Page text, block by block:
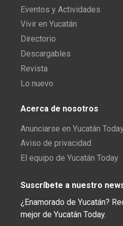
Eventos y Actividades
Vivir en Yucatán
Directorio
Descargables
Revista
Lo nuevo
Acerca de nosotros
Anunciarse en Yucatán Today
Aviso de privacidad
El equipo de Yucatán Today
Suscríbete a nuestro
¿Enamorado de Yucatán?
mejor de Yucatán Today.